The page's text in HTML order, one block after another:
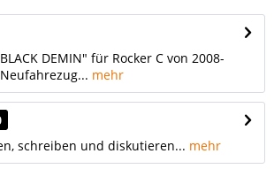
DEMIN" für Rocker C von 2008-
mehr
schreiben und diskutieren... mehr